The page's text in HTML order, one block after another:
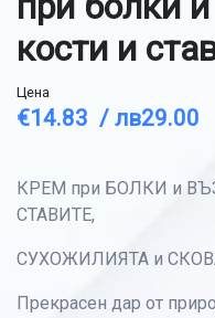
кости и
Цена
€14.83 / лв29.00
КРЕМ при БОЛКИ и
СТАВИТЕ,
СУХОЖИЛИЯТА и
Прекрасен дар от